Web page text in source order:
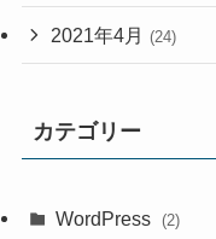
2021年4月 (24)
カテゴリー
WordPress (2)